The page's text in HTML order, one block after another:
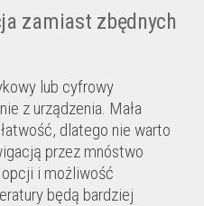
zamiast zbędnych
lub cyfrowy
z urządzenia. Mała
dlatego nie warto
przez mnóstwo
i możliwość
będą bardziej